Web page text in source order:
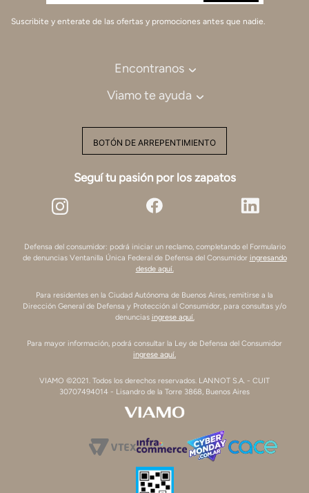
Suscribite y enterate de las ofertas y promociones antes que nadie.
Encontranos
Viamo te ayuda
BOTÓN DE ARREPENTIMIENTO
Seguí tu pasión por los zapatos
Defensa del consumidor: podrá iniciar un reclamo, completando el Formulario
de denuncias Ventanilla Única Federal de Defensa del Consumidor ingresando
desde aquí.
Para residentes en la Ciudad Autónoma de Buenos Aires, remitirse a la
Dirección General de Defensa y Protección al Consumidor, para consultas y/o
denuncias ingrese aquí.
Para mayor información, podrá consultar la Ley de Defensa del Consumidor
ingrese aquí.
VIAMO ©2021. Todos los derechos reservados. LANNOT S.A. - CUIT
30707494014 - Lisandro de la Torre 3868, Buenos Aires